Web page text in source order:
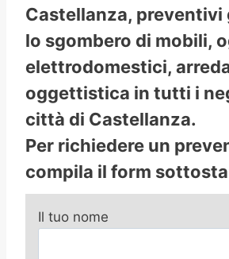
Castellanza,
lo sgombero di mobili,
elettrodomestici,
oggettistica in tutti i
città di Castellanza.
Per richiedere un
compila il form
Il tuo nome